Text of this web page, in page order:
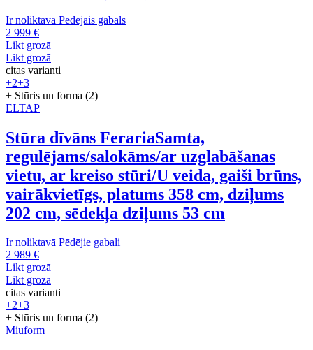
Ir noliktavā Pēdējais gabals
2 999 €
Likt grozā
Likt grozā
citas varianti
+2+3
+ Stūris un forma (2)
ELTAP
Stūra dīvāns FerariaSamta,
regulējams/salokāms/ar uzglabāšanas
vietu, ar kreiso stūri/U veida, gaiši brūns,
vairākvietīgs, platums 358 cm, dziļums
202 cm, sēdekļa dziļums 53 cm
Ir noliktavā Pēdējie gabali
2 989 €
Likt grozā
Likt grozā
citas varianti
+2+3
+ Stūris un forma (2)
Miuform